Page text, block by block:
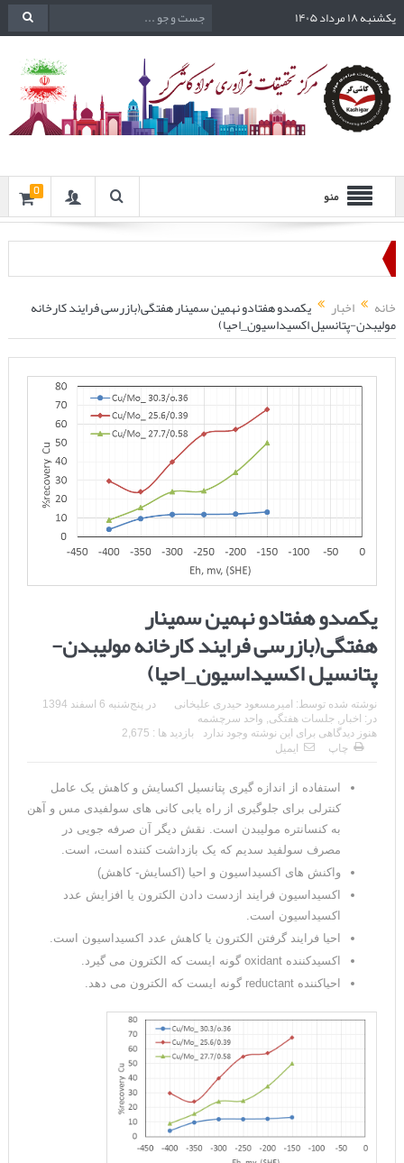
یکشنبه ۱۸ مرداد ۱۴۰۵
منو 0
خانه اخبار یکصدو هفتادو نهمین سمینار هفتگی(بازرسی فرایند کارخانه
مولیبدن-پتانسیل اکسیداسیون_احیا)
یکصدو هفتادو نهمین سمینار
هفتگی(بازرسی فرایند کارخانه مولیبدن-
پتانسیل اکسیداسیون_احیا)
نوشته شده توسط: امیرمسعود حیدری علیخانی در پنج‌شنبه 6 اسفند 1394
در: اخبار , جلسات هفتگی, واحد سرچشمه
هنوز دیدگاهی برای این نوشته وجود ندارد
بازدید ها : 2,675
چاپ
ایمیل
استفاده از اندازه گیری پتانسیل اکسایش و کاهش یک عامل
کنترلی برای جلوگیری از راه یابی کانی های سولفیدی مس و آهن
به کنسانتره مولیبدن است. نقش دیگر آن صرفه جویی در
مصرف سولفید سدیم که یک بازداشت کننده است، است.
واکنش های اکسیداسیون و احیا (اکسایش- کاهش)
اکسیداسیون فرایند ازدست دادن الکترون یا افزایش عدد
اکسیداسیون است.
احیا فرایند گرفتن الکترون یا کاهش عدد اکسیداسیون است.
اکسیدکننده oxidant گونه ایست که الکترون می گیرد.
احیاکننده reductant گونه ایست که الکترون می دهد.